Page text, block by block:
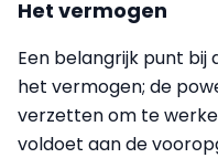
Het vermogen
Een belangrijk punt bij
het vermogen; de
verzetten om te
voldoet aan de